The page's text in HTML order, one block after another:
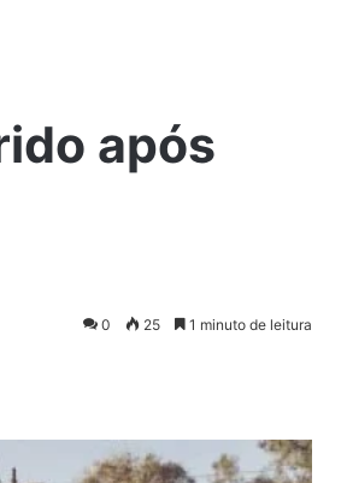
após
0 25 1 minuto de leitura